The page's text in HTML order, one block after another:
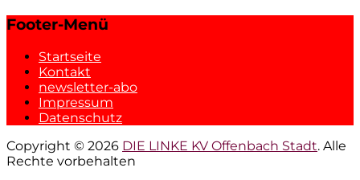
Footer-Menü
Startseite
Kontakt
newsletter-abo
Impressum
Datenschutz
Copyright © 2026 DIE LINKE KV Offenbach Stadt. Alle
Rechte vorbehalten